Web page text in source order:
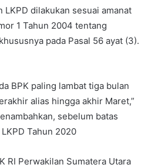
LKPD dilakukan sesuai amanat
1 Tahun 2004 tentang
pada Pasal 56 ayat (3).
BPK paling lambat tiga bulan
alias hingga akhir Maret,”
sebelum batas
Tahun 2020
RI Perwakilan Sumatera Utara